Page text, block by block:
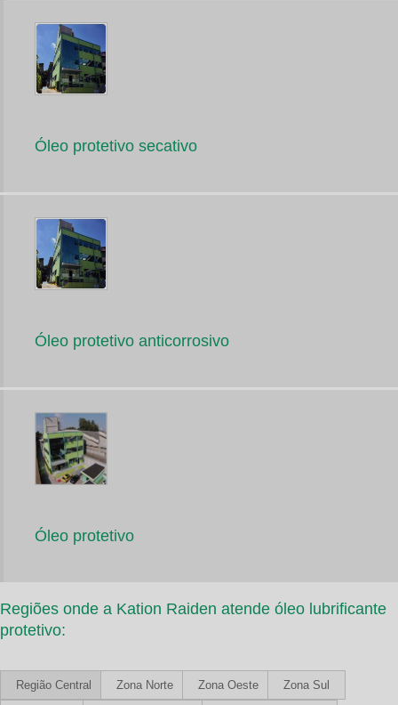
Óleo protetivo secativo
Óleo protetivo anticorrosivo
Óleo protetivo
Regiões onde a Kation Raiden atende óleo lubrificante
protetivo:
Região Central Zona Norte Zona Oeste Zona Sul